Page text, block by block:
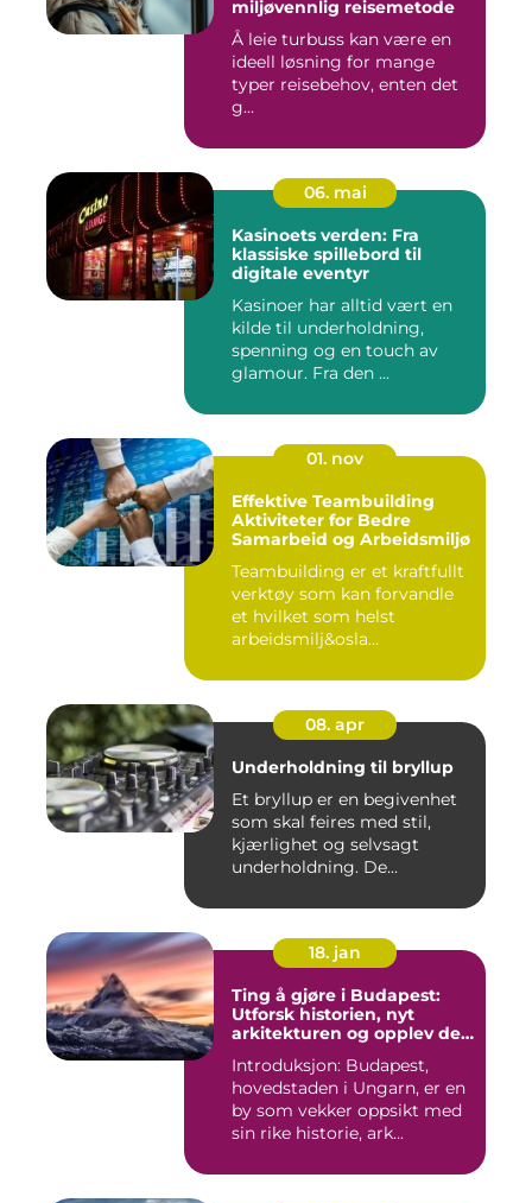
miljøvennlig reisemetode
Å leie turbuss kan være en
ideell løsning for mange
typer reisebehov, enten det
g...
06. mai
Kasinoets verden: Fra
klassiske spillebord til
digitale eventyr
Kasinoer har alltid vært en
kilde til underholdning,
spenning og en touch av
glamour. Fra den ...
01. nov
Effektive Teambuilding
Aktiviteter for Bedre
Samarbeid og Arbeidsmiljø
Teambuilding er et kraftfullt
verktøy som kan forvandle
et hvilket som helst
arbeidsmilj&osla...
08. apr
Underholdning til bryllup
Et bryllup er en begivenhet
som skal feires med stil,
kjærlighet og selvsagt
underholdning. De...
18. jan
Ting å gjøre i Budapest:
Utforsk historien, nyt
arkitekturen og opplev det
Introduksjon: Budapest,
hovedstaden i Ungarn, er en
by som vekker oppsikt med
sin rike historie, ark...